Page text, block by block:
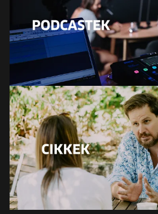
EURÓPA JÖVŐFESZTIVÁLJA
ELŐADÓK
INGYENES DIÁK- ÉS
JEGYEK
KOSÁR
EN
EN